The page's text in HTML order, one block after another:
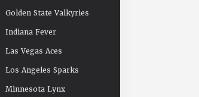
Golden State Valkyries
Indiana Fever
Las Vegas Aces
Los Angeles Sparks
Minnesota Lynx